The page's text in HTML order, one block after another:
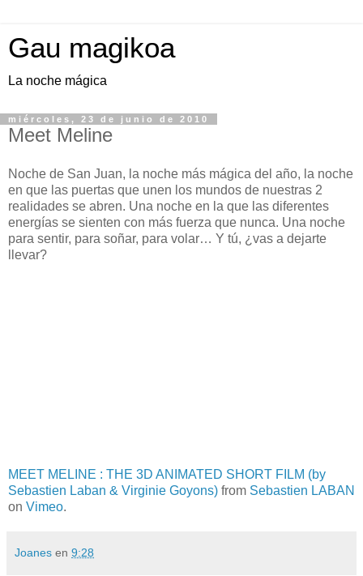
Gau magikoa
La noche mágica
miércoles, 23 de junio de 2010
Meet Meline
Noche de San Juan, la noche más mágica del año, la noche
en que las puertas que unen los mundos de nuestras 2
realidades se abren. Una noche en la que las diferentes
energías se sienten con más fuerza que nunca. Una noche
para sentir, para soñar, para volar… Y tú, ¿vas a dejarte
llevar?
MEET MELINE : THE 3D ANIMATED SHORT FILM (by
Sebastien Laban & Virginie Goyons) from Sebastien LABAN
on Vimeo.
Joanes en 9:28